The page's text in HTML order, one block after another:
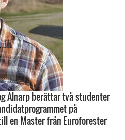
Alnarp berättar två studenter
på
en Master från Euroforester